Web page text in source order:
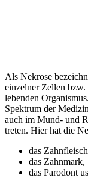
Als Nekrose
einzelner Zellen
lebenden
Spektrum der
auch im Mund- und
treten. Hier hat die
das
das Zahnmark,
das Parodont